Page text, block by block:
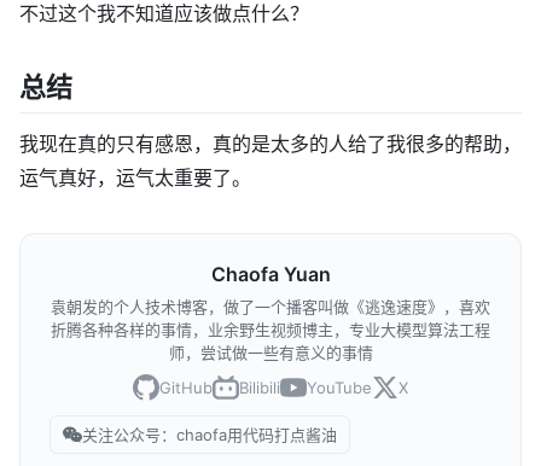
不过这个我不知道应该做点什么？
总结
我现在真的只有感恩，真的是太多的人给了我很多的帮助，
运气真好，运气太重要了。
Chaofa Yuan
袁朝发的个人技术博客，做了一个播客叫做《逃逸速度》，喜欢
折腾各种各样的事情，业余野生视频博主，专业大模型算法工程
师，尝试做一些有意义的事情
GitHub
Bilibili YouTube X
关注公众号：chaofa用代码打点酱油